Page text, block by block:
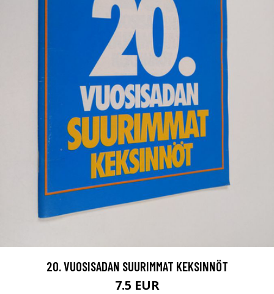
20. VUOSISADAN SUURIMMAT KEKSINNÖT
7.5 EUR